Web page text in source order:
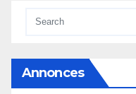
Annonces